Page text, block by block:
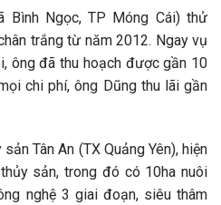
Bình Ngọc, TP Móng Cái) thử
trắng từ năm 2012. Ngay vụ
ông đã thu hoạch được gần 10
chi phí, ông Dũng thu lãi gần
Tân An (TX Quảng Yên), hiện
sản, trong đó có 10ha nuôi
nghệ 3 giai đoạn, siêu thâm